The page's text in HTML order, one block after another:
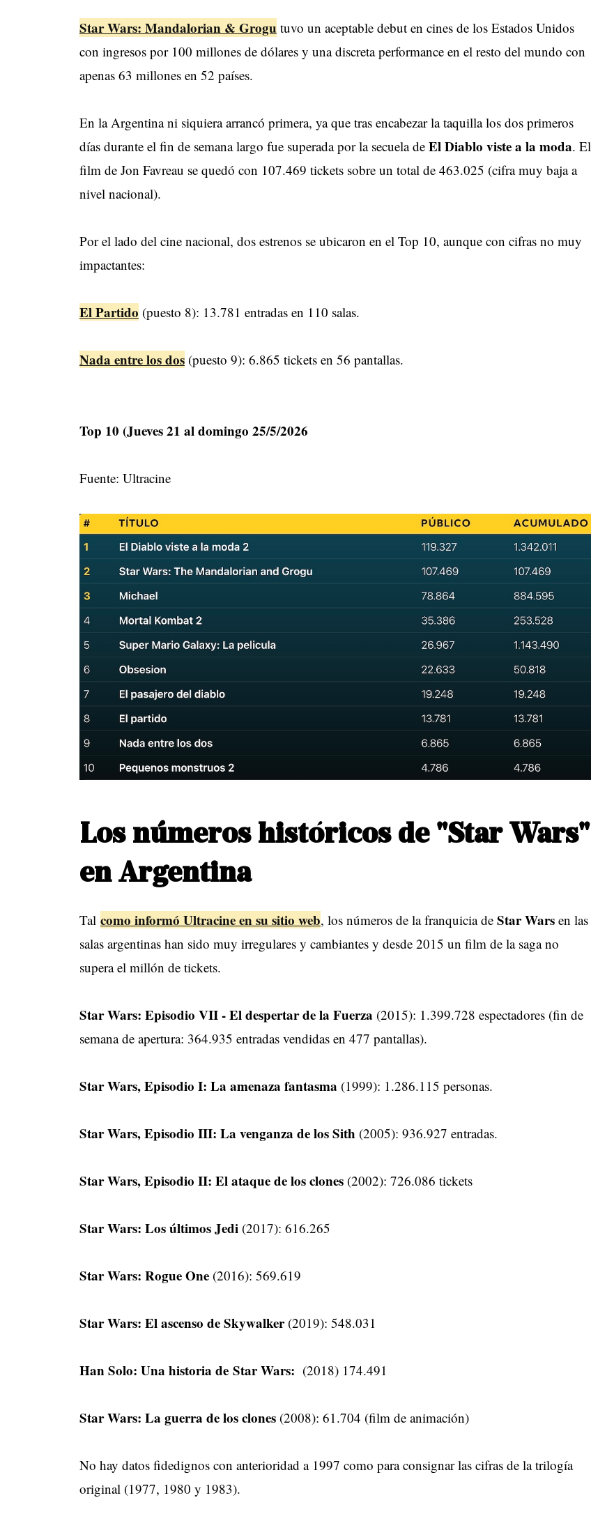
Star Wars: Mandalorian & Grogu tuvo un aceptable debut en cines de los Estados Unidos
con ingresos por 100 millones de dólares y una discreta performance en el resto del mundo con
apenas 63 millones en 52 países.
En la Argentina ni siquiera arrancó primera, ya que tras encabezar la taquilla los dos primeros
días durante el fin de semana largo fue superada por la secuela de El Diablo viste a la moda. El
film de Jon Favreau se quedó con 107.469 tickets sobre un total de 463.025 (cifra muy baja a
nivel nacional).
Por el lado del cine nacional, dos estrenos se ubicaron en el Top 10, aunque con cifras no muy
impactantes:
El Partido (puesto 8): 13.781 entradas en 110 salas.
Nada entre los dos (puesto 9): 6.865 tickets en 56 pantallas.
Top 10 (Jueves 21 al domingo 25/5/2026
Fuente: Ultracine
Los números históricos de "Star Wars"
en Argentina
Tal como informó Ultracine en su sitio web, los números de la franquicia de Star Wars en las
salas argentinas han sido muy irregulares y cambiantes y desde 2015 un film de la saga no
supera el millón de tickets.
Star Wars: Episodio VII - El despertar de la Fuerza (2015): 1.399.728 espectadores (fin de
semana de apertura: 364.935 entradas vendidas en 477 pantallas).
Star Wars, Episodio I: La amenaza fantasma (1999): 1.286.115 personas.
Star Wars, Episodio III: La venganza de los Sith (2005): 936.927 entradas.
Star Wars, Episodio II: El ataque de los clones (2002): 726.086 tickets
Star Wars: Los últimos Jedi (2017): 616.265
Star Wars: Rogue One (2016): 569.619
Star Wars: El ascenso de Skywalker(2019): 548.031
Han Solo: Una historia de Star Wars: (2018) 174.491
Star Wars: La guerra de los clones (2008): 61.704 (film de animación)
No hay datos fidedignos con anterioridad a 1997 como para consignar las cifras de la trilogía
original (1977, 1980 y 1983).